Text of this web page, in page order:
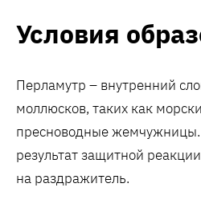
Условия
Перламутр – внутренний
моллюсков, таких как
пресноводные жемчужницы.
результат защитной
на раздражитель.